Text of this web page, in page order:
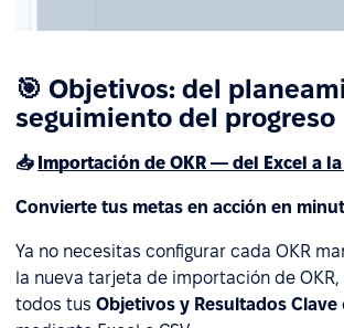
🎯 Objetivos: del
seguimiento del progreso
📥 Importación de OKR — del Excel a
Convierte tus metas en acción en
Ya no necesitas configurar cada OKR
la nueva tarjeta de importación de
todos tus Objetivos y Resultados Clave